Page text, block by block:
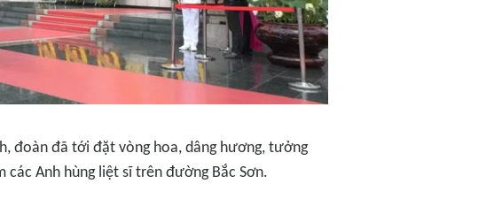
đoàn đã tới đặt vòng hoa, dâng hương, tưởng
Anh hùng liệt sĩ trên đường Bắc Sơn.